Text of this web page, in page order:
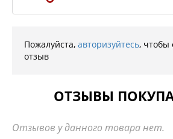
Пожалуйста, авторизуйтесь, чтобы
отзыв
ОТЗЫВЫ
Отзывов у данного товара нет.